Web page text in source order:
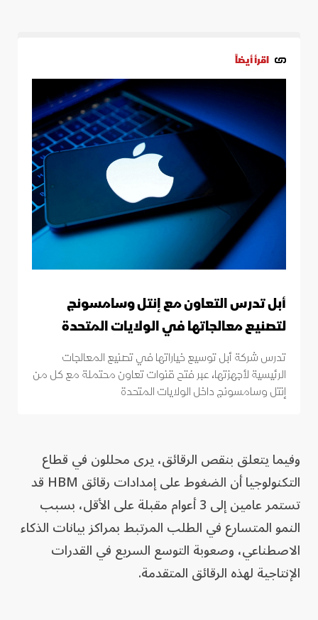
اقرأ أيضاً
أبل تدرس التعاون مع إنتل وسامسونج
لتصنيع معالجاتها في الولايات المتحدة
تدرس شركة أبل توسيع خياراتها في تصنيع المعالجات
الرئيسية لأجهزتها، عبر فتح قنوات تعاون محتملة مع كل من
إنتل وسامسونج داخل الولايات المتحدة
وفيما يتعلق بنقص الرقائق، يرى محللون في قطاع
التكنولوجيا أن الضغوط على إمدادات رقائق HBM قد
تستمر عامين إلى 3 أعوام مقبلة على الأقل، بسبب
النمو المتسارع في الطلب المرتبط بمراكز بيانات الذكاء
الاصطناعي، وصعوبة التوسع السريع في القدرات
الإنتاجية لهذه الرقائق المتقدمة.